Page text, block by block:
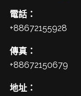
電話：
+88672155928
傳真：
+88672150679
地址：